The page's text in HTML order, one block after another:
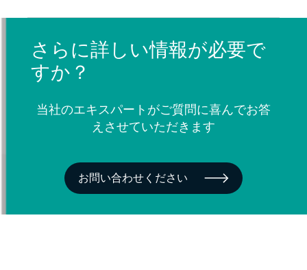
さらに詳しい情報が必要で
すか？
当社のエキスパートがご質問に喜んでお答
えさせていただきます
お問い合わせください